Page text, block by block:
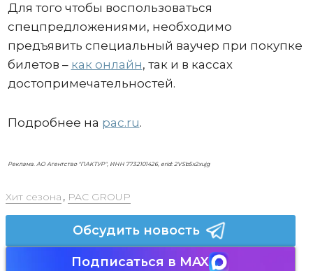
Для того чтобы воспользоваться
спецпредложениями, необходимо
предъявить специальный ваучер при покупке
билетов – как онлайн, так и в кассах
достопримечательностей.
Подробнее на pac.ru.
Реклама. АО Агентство "ПАКТУР", ИНН 7732101426, erid: 2VSb5x2xujg
Хит сезона , PAC GROUP
Обсудить новость
Подписаться в MAX